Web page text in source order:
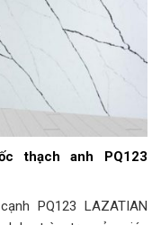
thạch anh PQ123
PQ123 LAZATIAN